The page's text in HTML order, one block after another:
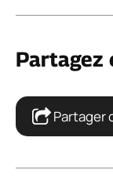
Partagez
Partager